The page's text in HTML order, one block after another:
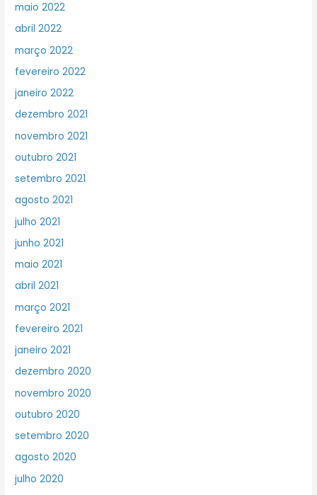
maio 2022
abril 2022
março 2022
fevereiro 2022
janeiro 2022
dezembro 2021
novembro 2021
outubro 2021
setembro 2021
agosto 2021
julho 2021
junho 2021
maio 2021
abril 2021
março 2021
fevereiro 2021
janeiro 2021
dezembro 2020
novembro 2020
outubro 2020
setembro 2020
agosto 2020
julho 2020